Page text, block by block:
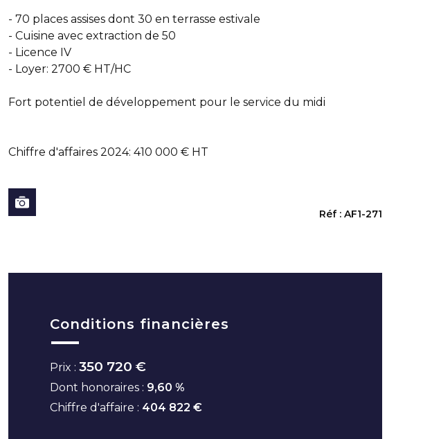
- 70 places assises dont 30 en terrasse estivale
- Cuisine avec extraction de 50
- Licence IV
- Loyer: 2700 € HT/HC
Fort potentiel de développement pour le service du midi
Chiffre d'affaires 2024: 410 000 € HT
Réf : AF1-271
Conditions financières
Prix : 350 720 €
Dont honoraires : 9,60 %
Chiffre d'affaire : 404 822 €